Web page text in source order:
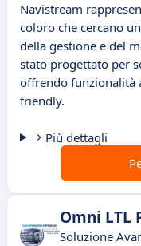
Navistream
coloro che cercano
della gestione e del
stato progettato per
offrendo funzionalità
friendly.
Più dettagli
Omni LTL
Soluzione